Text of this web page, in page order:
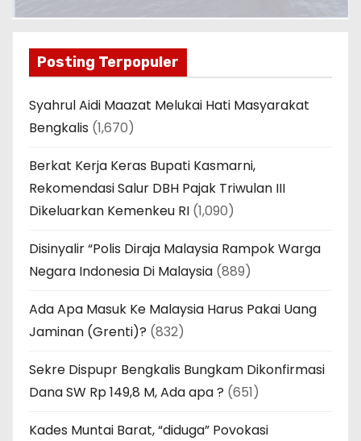
Posting Terpopuler
Syahrul Aidi Maazat Melukai Hati Masyarakat
Bengkalis (1,670)
Berkat Kerja Keras Bupati Kasmarni,
Rekomendasi Salur DBH Pajak Triwulan III
Dikeluarkan Kemenkeu RI (1,090)
Disinyalir “Polis Diraja Malaysia Rampok Warga
Negara Indonesia Di Malaysia (889)
Ada Apa Masuk Ke Malaysia Harus Pakai Uang
Jaminan (Grenti)? (832)
Sekre Dispupr Bengkalis Bungkam Dikonfirmasi
Dana SW Rp 149,8 M, Ada apa ? (651)
Kades Muntai Barat, “diduga” Povokasi